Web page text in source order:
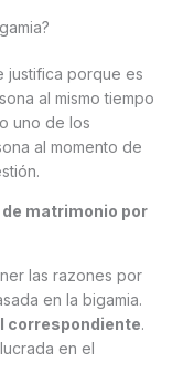
justifica porque es
al mismo tiempo
uno de los
al momento de
matrimonio por
las razones por
en la bigamia.
correspondiente.
en el